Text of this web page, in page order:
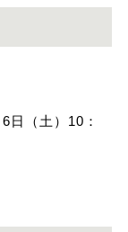
⽇（土）10：